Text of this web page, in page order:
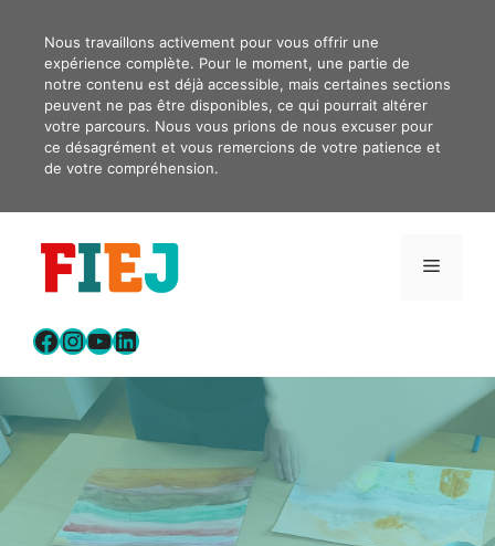
contenu
Nous travaillons activement pour vous offrir une
expérience complète. Pour le moment, une partie de
notre contenu est déjà accessible, mais certaines sections
peuvent ne pas être disponibles, ce qui pourrait altérer
votre parcours. Nous vous prions de nous excuser pour
ce désagrément et vous remercions de votre patience et
de votre compréhension.
Menu
Facebook
Instagram
YouTube
LinkedIn